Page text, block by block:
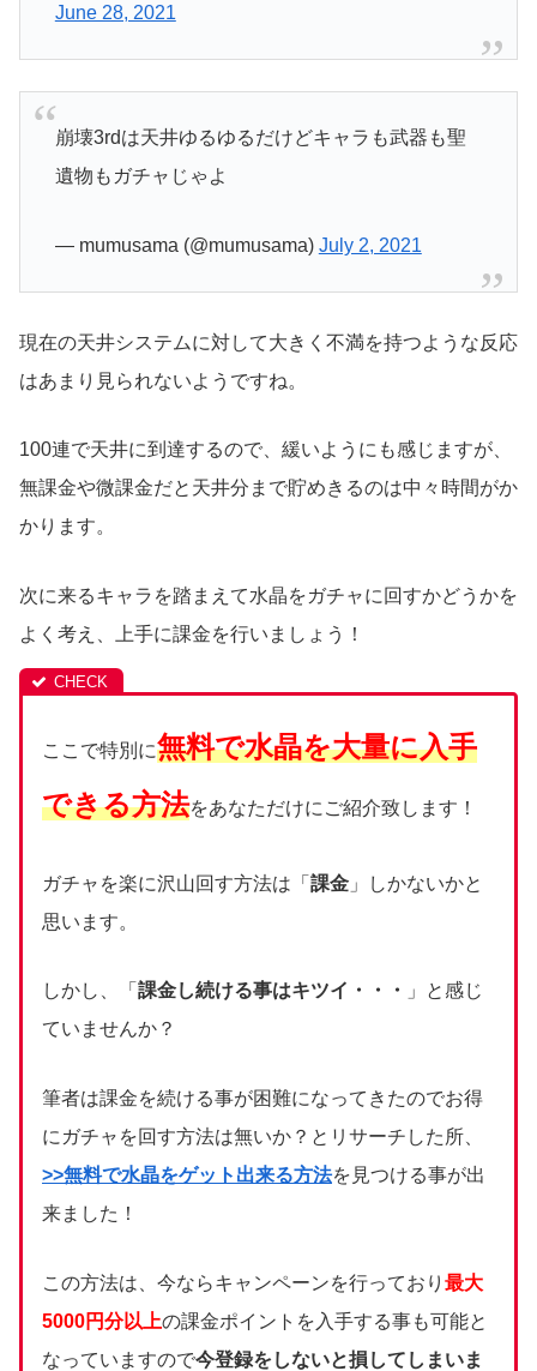
June 28, 2021
崩壊3rdは天井ゆるゆるだけどキャラも武器も聖
遺物もガチャじゃよ
— mumusama (@mumusama) July 2, 2021
現在の天井システムに対して大きく不満を持つような反応
はあまり見られないようですね。
100連で天井に到達するので、緩いようにも感じますが、
無課金や微課金だと天井分まで貯めきるのは中々時間がか
かります。
次に来るキャラを踏まえて水晶をガチャに回すかどうかを
よく考え、上手に課金を行いましょう！
ここで特別に無料で水晶を大量に入手
できる方法をあなただけにご紹介致します！
ガチャを楽に沢山回す方法は「 課金 」しかないかと
思います。
しかし、「 課金し続ける事はキツイ・・・
」と感じ
ていませんか？
筆者は課金を続ける事が困難になってきたのでお得
にガチャを回す方法は無いか？とリサーチした所、
>>無料で水晶をゲット出来る方法を見つける事が出
来ました！
この方法は、今ならキャンペーンを行っており 最大
5000円分以上の課金ポイントを入手する事も可能と
なっていますので今登録をしないと損してしまいま